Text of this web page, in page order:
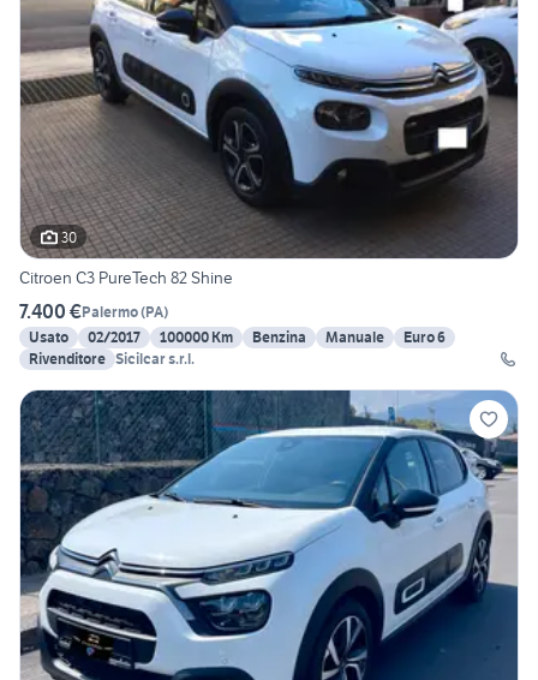
30
Citroen C3 PureTech 82 Shine
7.400 €Palermo(PA)
Usato
02/2017 100000 Km Benzina Manuale
Euro 6
Rivenditore Sicilcar s.r.l.